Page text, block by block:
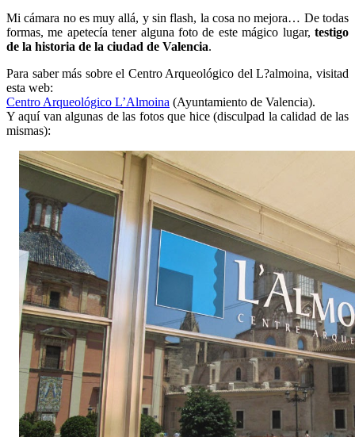
Mi cámara no es muy allá, y sin flash, la cosa no mejora… De todas
formas, me apetecía tener alguna foto de este mágico lugar, testigo
de la historia de la ciudad de Valencia.
Para saber más sobre el Centro Arqueológico del L?almoina, visitad
esta web:
Centro Arqueológico L’Almoina (Ayuntamiento de Valencia).
Y aquí van algunas de las fotos que hice (disculpad la calidad de las
mismas):